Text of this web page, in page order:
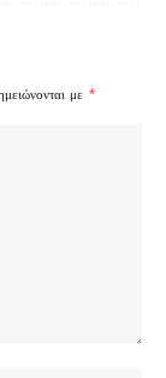
με *